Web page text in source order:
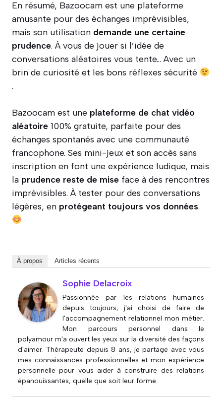
En résumé, Bazoocam est une plateforme
amusante pour des échanges imprévisibles,
mais son utilisation demande une certaine
prudence. À vous de jouer si l’idée de
conversations aléatoires vous tente… Avec un
brin de curiosité et les bons réflexes sécurité
.
Bazoocam est une plateforme de chat vidéo
aléatoire 100% gratuite, parfaite pour des
échanges spontanés avec une communauté
francophone. Ses mini-jeux et son accès sans
inscription en font une expérience ludique, mais
la prudence reste de mise face à des rencontres
imprévisibles. À tester pour des conversations
légères, en protégeant toujours vos données.
À propos Articles récents
Sophie Delacroix
Passionnée par les relations humaines
depuis toujours, j'ai choisi de faire de
l'accompagnement relationnel mon métier.
Mon parcours personnel dans le
polyamour m'a ouvert les yeux sur la diversité des façons
d'aimer. Thérapeute depuis 8 ans, je partage avec vous
mes connaissances professionnelles et mon expérience
personnelle pour vous aider à construire des relations
épanouissantes, quelle que soit leur forme.